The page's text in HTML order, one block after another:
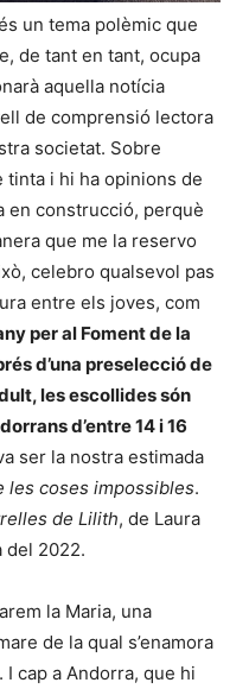
un tema polèmic que
de tant en tant, ocupa
aquella notícia
de comprensió lectora
societat. Sobre
i hi ha opinions de
en construcció, perquè
que me la reservo
celebro qualsevol pas
entre els joves, com
per al Foment de la
d’una preselecció de
les escollides són
d’entre 14 i 16
ser la nostra estimada
les coses impossibles.
de Lilith, de Laura
del 2022.
la Maria, una
de la qual s’enamora
I cap a Andorra, que hi